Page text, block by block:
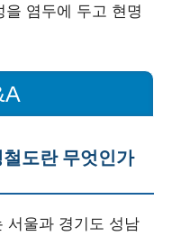
염두에 두고 현명
도란 무엇인가
서울과 경기도 성남